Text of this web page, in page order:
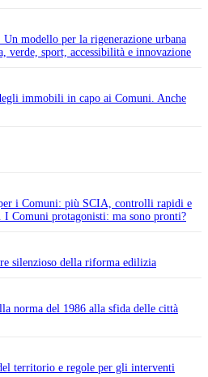
modello per la rigenerazione urbana
verde, sport, accessibilità e innovazione
immobili in capo ai Comuni. Anche
i Comuni: più SCIA, controlli rapidi e
I Comuni protagonisti: ma sono pronti?
silenzioso della riforma edilizia
norma del 1986 alla sfida delle città
territorio e regole per gli interventi